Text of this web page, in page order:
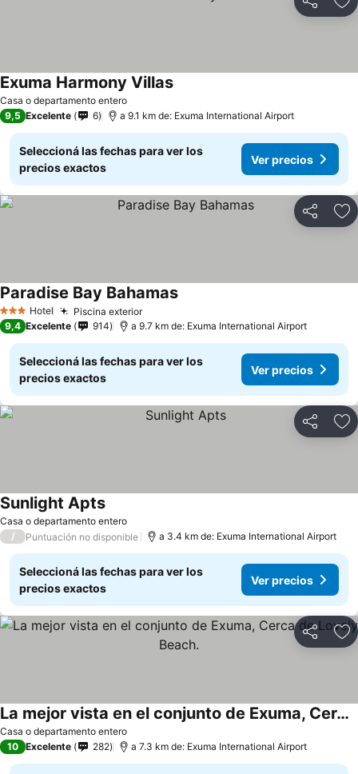
Compartir
Casa o departamento entero
Exuma Harmony Villas
9,5 Excelente 6 a 9.1 km de: Exuma International Airport
Seleccioná las fechas para ver los
precios exactos
Ver precios
Compartir
3 Estrellas
Hotel Piscina exterior
Paradise Bay Bahamas
9,4 Excelente 914 a 9.7 km de: Exuma International Airport
Seleccioná las fechas para ver los
precios exactos
Ver precios
Compartir
Casa o departamento entero
Sunlight Apts
/ Puntuación no disponible a 3.4 km de: Exuma International Airport
Seleccioná las fechas para ver los
precios exactos
Ver precios
Compartir
Casa o departamento entero
La mejor vista en el conjunto de Exuma, Cerca de Lovely Beach.
10 Excelente 282 a 7.3 km de: Exuma International Airport